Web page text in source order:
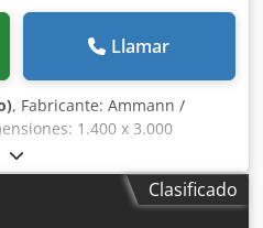
Llamar
, Fabricante: Ammann /
1.400 x 3.000
– Sistema de transmisión –
de suspensión La
reacondicionada, granallada y
Clasificado